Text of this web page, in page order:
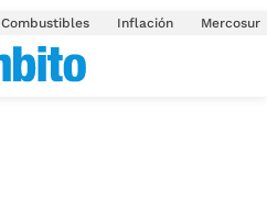
Combustibles Inflación Mercosur